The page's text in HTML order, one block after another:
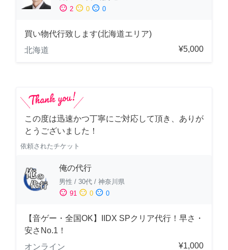
sentiment_satisfied 2 sentiment_neutral 0 sentiment_dissatisfied 0
買い物代行致します(北海道エリア)
北海道
¥5,000
この度は迅速かつ丁寧にご対応して頂き、ありが
とうございました！
依頼されたチケット
俺の代行
男性 / 30代 / 神奈川県
sentiment_satisfied 91 sentiment_neutral 0 sentiment_dissatisfied 0
【音ゲー・全国OK】IIDX SPクリア代行！早さ・
安さNo.1！
オンライン
¥1,000